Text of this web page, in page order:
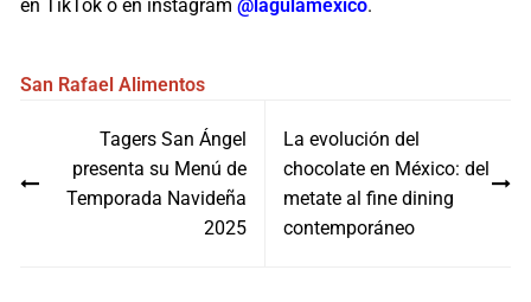
en TikTok o en instagram@lagulamexico.
San Rafael Alimentos
entradas
Tagers San Ángel
presenta su Menú de
Temporada Navideña
2025
La evolución del
chocolate en México: del
metate al fine dining
contemporáneo